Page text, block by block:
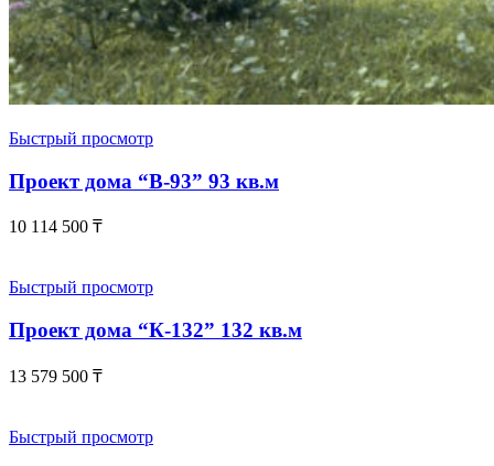
Быстрый просмотр
Проект дома “В-93” 93 кв.м
10 114 500 ₸
Быстрый просмотр
Проект дома “К-132” 132 кв.м
13 579 500 ₸
Быстрый просмотр